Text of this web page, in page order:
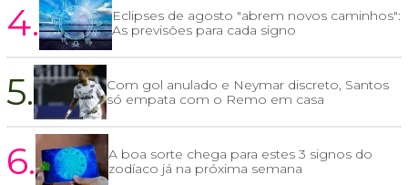
4.
Eclipses de agosto "abrem novos caminhos":
As previsões para cada signo
5.
Com gol anulado e Neymar discreto, Santos
só empata com o Remo em casa
6.
A boa sorte chega para estes 3 signos do
zodíaco já na próxima semana